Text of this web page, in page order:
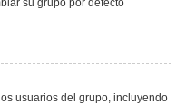
su grupo por defecto
usuarios del grupo, incluyendo